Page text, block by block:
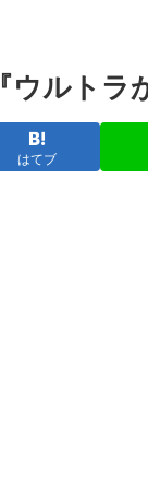
うｗｗｗｗｗ
【画像】漫画読ん
思った描写ｗｗｗｗ
ルトラ
はてブ